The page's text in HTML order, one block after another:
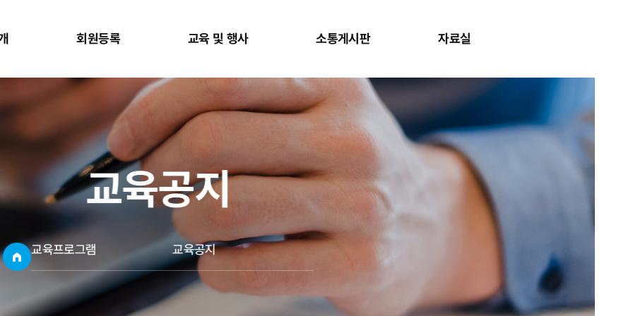
회원등록 교육 및 행사 소통게시판 자료실
교육공지
교육프로그램 교육공지